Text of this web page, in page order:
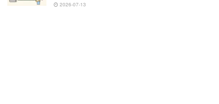
2026-07-13